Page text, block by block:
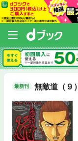
最新刊 無敵道（９）